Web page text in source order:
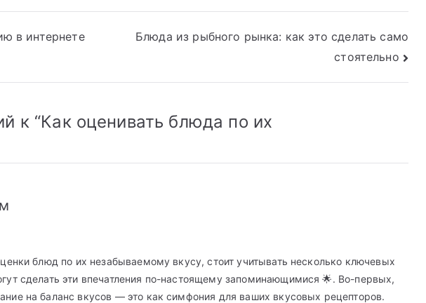
в интернете
Блюда из рыбного рынка: как это сделать само
стоятельно
к “Как оценивать блюда по их
блюд по их незабываемому вкусу, стоит учитывать несколько ключевых
сделать эти впечатления по-настоящему запоминающимися 🌟. Во-первых,
на баланс вкусов — это как симфония для ваших вкусовых рецепторов.